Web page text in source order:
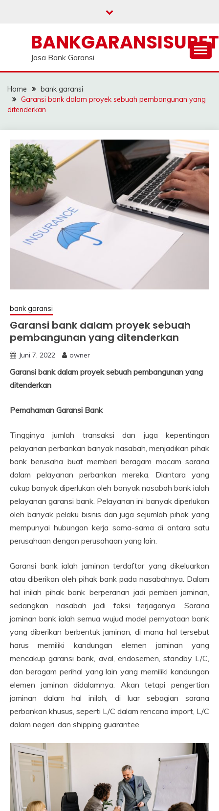
Jasa Bank Garansi
Home
bank garansi
Garansi bank dalam proyek sebuah pembangunan yang
ditenderkan
bank garansi
Garansi bank dalam proyek sebuah
pembangunan yang ditenderkan
Juni 7, 2022 owner
Garansi bank dalam proyek sebuah pembangunan yang
ditenderkan
Pemahaman Garansi Bank
Tingginya jumlah transaksi dan juga kepentingan
pelayanan perbankan banyak nasabah, menjadikan pihak
bank berusaha buat memberi beragam macam sarana
dalam pelayanan perbankan mereka. Diantara yang
cukup banyak diperlukan oleh banyak nasabah bank ialah
pelayanan garansi bank. Pelayanan ini banyak diperlukan
oleh banyak pelaku bisnis dan juga sejumlah pihak yang
mempunyai hubungan kerja sama-sama di antara satu
perusahaan dengan perusahaan yang lain.
Garansi bank ialah jaminan terdaftar yang dikeluarkan
atau diberikan oleh pihak bank pada nasabahnya. Dalam
hal inilah pihak bank berperanan jadi pemberi jaminan,
sedangkan nasabah jadi faksi terjaganya. Sarana
jaminan bank ialah semua wujud model pernyataan bank
yang diberikan berbentuk jaminan, di mana hal tersebut
harus memiliki kandungan elemen jaminan yang
mencakup garansi bank, aval, endosemen, standby L/C,
dan beragam perihal yang lain yang memiliki kandungan
elemen jaminan didalamnya. Akan tetapi pengertian
jaminan dalam hal inilah, di luar sebagian sarana
perbankan khusus, seperti L/C dalam rencana import, L/C
dalam negeri, dan shipping guarantee.